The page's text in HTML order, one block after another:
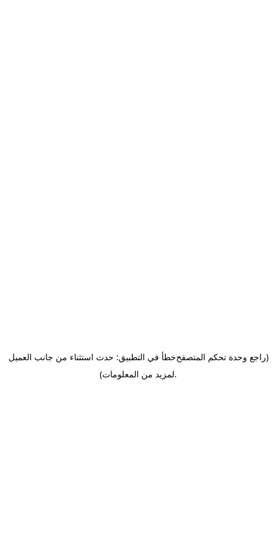
خطأ في التطبيق: حدث استثناء من جانب العميل(راجع وحدة تحكم المتصفح
لمزيد من المعلومات).